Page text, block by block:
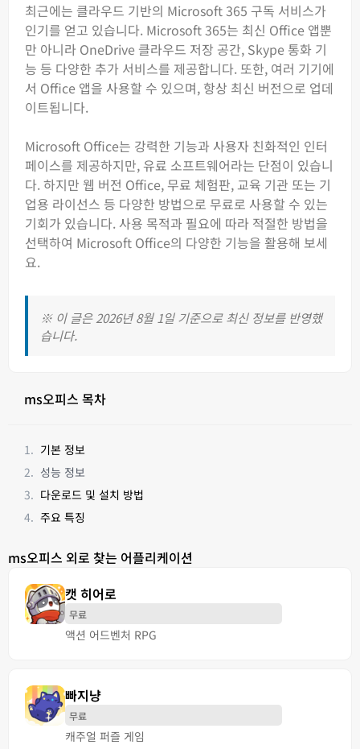
최근에는 클라우드 기반의 Microsoft 365 구독 서비스가
인기를 얻고 있습니다. Microsoft 365는 최신 Office 앱뿐
만 아니라 OneDrive 클라우드 저장 공간, Skype 통화 기
능 등 다양한 추가 서비스를 제공합니다. 또한, 여러 기기에
서 Office 앱을 사용할 수 있으며, 항상 최신 버전으로 업데
이트됩니다.
Microsoft Office는 강력한 기능과 사용자 친화적인 인터
페이스를 제공하지만, 유료 소프트웨어라는 단점이 있습니
다. 하지만 웹 버전 Office, 무료 체험판, 교육 기관 또는 기
업용 라이선스 등 다양한 방법으로 무료로 사용할 수 있는
기회가 있습니다. 사용 목적과 필요에 따라 적절한 방법을
선택하여 Microsoft Office의 다양한 기능을 활용해 보세
요.
※ 이 글은 2026년 8월 1일 기준으로 최신 정보를 반영했
습니다.
ms오피스 목차
기본 정보
성능 정보
다운로드 및 설치 방법
주요 특징
ms오피스 외로 찾는 어플리케이션
캣 히어로
무료
액션 어드벤처 RPG
빠지냥
무료
캐주얼 퍼즐 게임